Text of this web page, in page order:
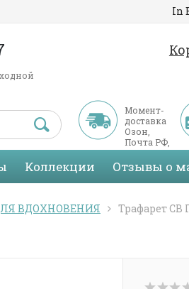
In
Момент-
доставка
Озон,
Почта РФ,
СДЭК
Коллекции Отзывы о
ВДОХНОВЕНИЯ Трафарет